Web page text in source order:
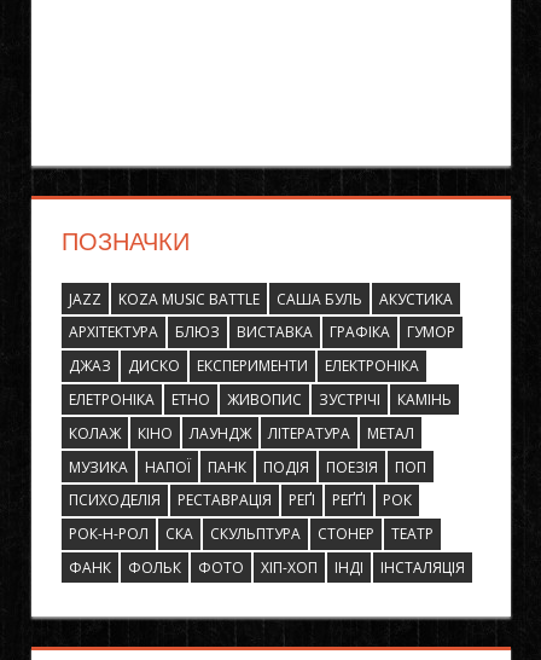
ПОЗНАЧКИ
JAZZ KOZA MUSIC BATTLE САША БУЛЬ
АКУСТИКА
АРХІТЕКТУРА
БЛЮЗ ВИСТАВКА ГРАФІКА
ГУМОР
ДЖАЗ
ДИСКО ЕКСПЕРИМЕНТИ
ЕЛЕКТРОНІКА
ЕЛЕТРОНІКА
ЕТНО ЖИВОПИС ЗУСТРІЧІ
КАМІНЬ
КОЛАЖ
КІНО ЛАУНДЖ ЛІТЕРАТУРА
МЕТАЛ
МУЗИКА
НАПОЇ ПАНК ПОДІЯ ПОЕЗІЯ
ПОП
ПСИХОДЕЛІЯ
РЕСТАВРАЦІЯ РЕҐІ РЕҐҐІ
РОК
РОК-Н-РОЛ
СКА СКУЛЬПТУРА СТОНЕР
ТЕАТР
ФАНК
ФОЛЬК ФОТО ХІП-ХОП ІНДІ ІНСТАЛЯЦІЯ